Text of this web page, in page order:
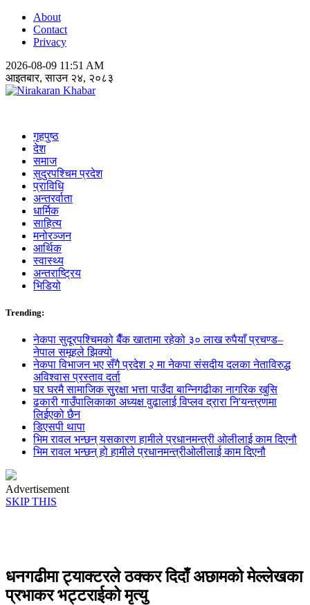
About
Contact
Privacy
2026-08-09 11:51 AM
आइतबार, साउन २४, २०८३
गृहपुष्ठ
देश
समाज
सुदुरपश्चिम प्रदेश
प्राविधि
अन्तरर्वाता
धार्मिक
साहित्य
मनोरञ्जन
आर्थिक
स्वास्थ्य
अन्तराष्ट्रिय
भिडियो
Trending:
नेकपा सुदूरपश्चिमको बैँक खातामा रहेको ३० लाख रुपैयाँ प्रचण्ड–
नेपाल समूहले झिक्य‍ो
नेकपा विभाजन भए सँगै प्रदेश २ मा नेकपा संसदीय दलका नेताविरुद्ध
अविश्वास प्रस्ताव दर्ता
घर घरमै सामाजिक सुुरक्षा भत्ता पाउँदा बान्निगढीका नागरिक खुसि
ढकारी गाउँपालिकाका अध्यक्ष वुढालाई विप्लव द्रारा नि'यन्त्रणमा
लिईएको छैन
डिएसपी थापा
भिम रावल भन्छन् यसकारण हामीले प्रधानमन्त्री ओलीलाई काम दिएनौ
भिम रावल भन्छन् हो हामीले प्रधानमन्त्रीओलीलाई काम दिएनौ
Advertisement
SKIP THIS
धनगढीमा ट्याक्टरले ठक्कर दिदाँ अछामको मेल्लेखका
प्रभाकर भट्टराईको मृत्यु